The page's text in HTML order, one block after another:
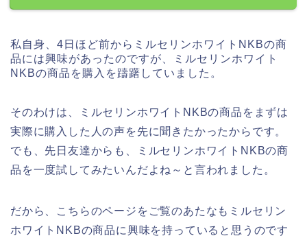
私自身、4日ほど前からミルセリンホワイトNKBの商
品には興味があったのですが、ミルセリンホワイト
NKBの商品を購入を躊躇していました。
そのわけは、ミルセリンホワイトNKBの商品をまずは
実際に購入した人の声を先に聞きたかったからです。
でも、先日友達からも、ミルセリンホワイトNKBの商
品を一度試してみたいんだよね～と言われました。
だから、こちらのページをご覧のあたなもミルセリン
ホワイトNKBの商品に興味を持っていると思うのです